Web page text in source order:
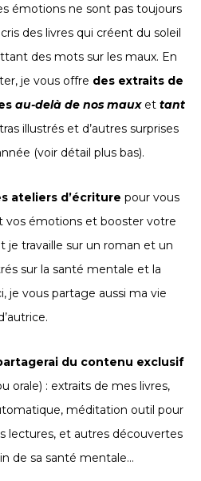
émotions ne sont pas toujours
des livres qui créent du soleil
des mots sur les maux. En
je vous offre des extraits de
au-delà de nos mauxet tant
illustrés et d’autres surprises
(voir détail plus bas).
ateliers d’écriture pour vous
vos émotions et booster votre
je travaille sur un roman et un
sur la santé mentale et la
je vous partage aussi ma vie
du contenu exclusif
orale) : extraits de mes livres,
méditation outil pour
lectures, et autres découvertes
de sa santé mentale…